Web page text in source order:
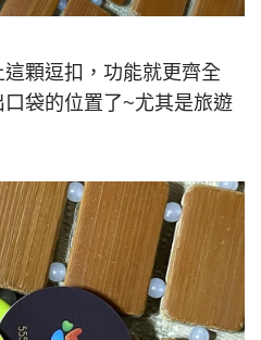
顆逗扣，功能就更齊全
袋的位置了~尤其是旅遊